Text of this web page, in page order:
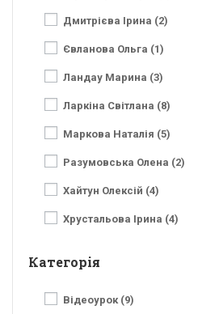
Дмитрієва Ірина (2)
Євланова Ольга (1)
Ландау Марина (3)
Ларкіна Світлана (8)
Маркова Наталія (5)
Разумовська Олена (2)
Хайтун Олексій (4)
Хрустальова Ірина (4)
Категорія
Відеоурок (9)